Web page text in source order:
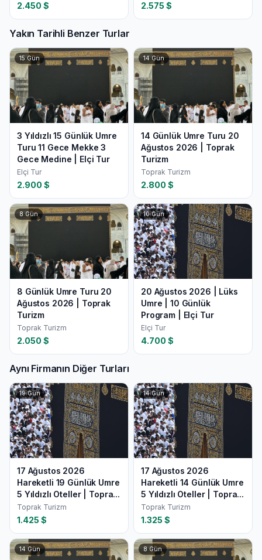
2.450 $ 2.575 $
Yakın Tarihli Benzer Turlar
15Gün
3 Yıldızlı 15 Günlük Umre
Turu 11 Gece Mekke 3
Gece Medine | Elçi Tur
Elçi Tur
2.900 $
14Gün
14 Günlük Umre Turu 20
Ağustos 2026 | Toprak
Turizm
Toprak Turizm
2.800 $
8Gün
8 Günlük Umre Turu 20
Ağustos 2026 | Toprak
Turizm
Toprak Turizm
2.050 $
10Gün
20 Ağustos 2026 | Lüks
Umre | 10 Günlük
Program | Elçi Tur
Elçi Tur
4.700 $
Aynı Firmanın Diğer Turları
19Gün
17 Ağustos 2026
Hareketli 19 Günlük Umre
5 Yıldızlı Oteller | Topra...
Toprak Turizm
1.425 $
14Gün
17 Ağustos 2026
Hareketli 14 Günlük Umre
5 Yıldızlı Oteller | Topra...
Toprak Turizm
1.325 $
14Gün 8Gün